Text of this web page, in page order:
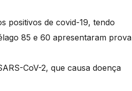
positivos de covid-19, tendo
85 e 60 apresentaram prova
CoV-2, que causa doença